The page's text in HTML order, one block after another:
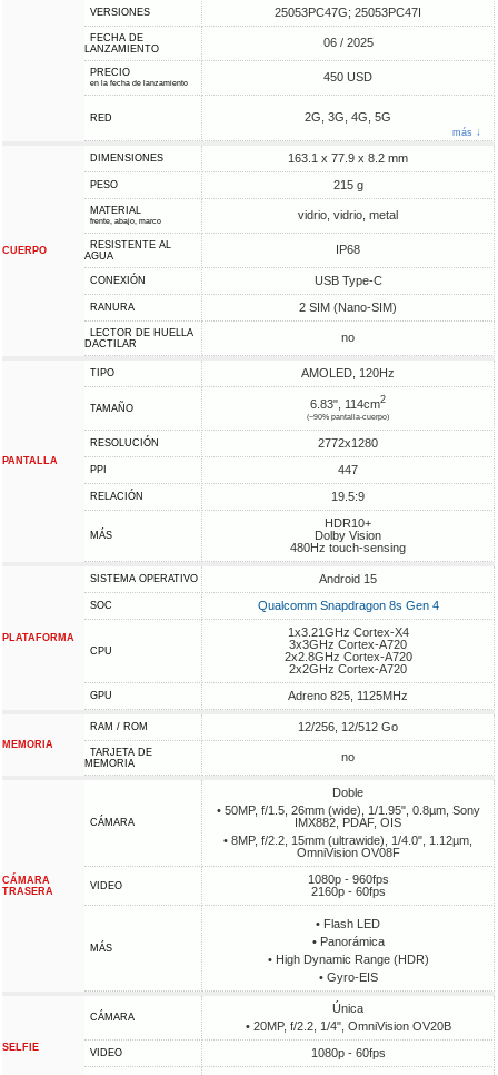
VERSIONES 25053PC47G; 25053PC47I
FECHA DE
LANZAMIENTO
06 / 2025
PRECIO
en la fecha de lanzamiento 450 USD
RED 2G, 3G, 4G, 5G
más ↓
CUERPO
DIMENSIONES 163.1 x 77.9 x 8.2 mm
PESO 215 g
MATERIAL
frente, abajo, marco vidrio, vidrio, metal
RESISTENTE AL
AGUA
IP68
CONEXIÓN USB Type-C
RANURA 2 SIM (Nano-SIM)
LECTOR DE HUELLA
DACTILAR
no
PANTALLA
TIPO AMOLED, 120Hz
TAMAÑO 6.83", 114cm2
(~90% pantalla-cuerpo)
RESOLUCIÓN 2772x1280
PPI 447
RELACIÓN 19.5:9
MÁS
HDR10+
Dolby Vision
480Hz touch-sensing
PLATAFORMA
SISTEMA OPERATIVO Android 15
SOC Qualcomm Snapdragon 8s Gen 4
CPU
1x3.21GHz Cortex-X4
3x3GHz Cortex-A720
2x2.8GHz Cortex-A720
2x2GHz Cortex-A720
GPU Adreno 825, 1125MHz
MEMORIA
RAM / ROM 12/256, 12/512 Go
TARJETA DE
MEMORIA
no
CÁMARA
TRASERA
CÁMARA
Doble
• 50MP, f/1.5, 26mm (wide), 1/1.95", 0.8µm, Sony
IMX882, PDAF, OIS
• 8MP, f/2.2, 15mm (ultrawide), 1/4.0", 1.12µm,
OmniVision OV08F
VIDEO
1080p - 960fps
2160p - 60fps
MÁS
• Flash LED
• Panorámica
• High Dynamic Range (HDR)
• Gyro-EIS
SELFIE
CÁMARA
Única
• 20MP, f/2.2, 1/4", OmniVision OV20B
VIDEO 1080p - 60fps